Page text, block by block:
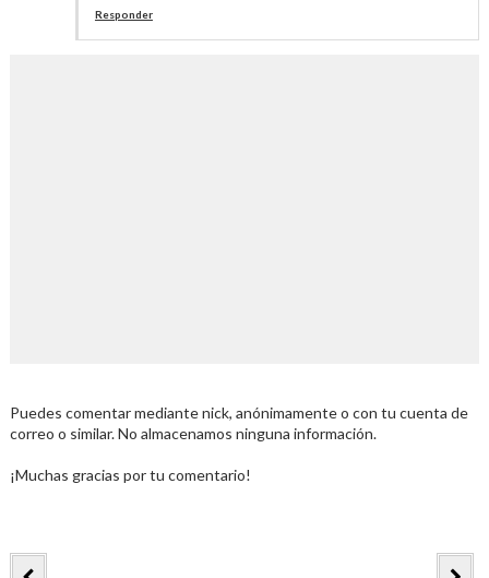
Responder
Puedes comentar mediante nick, anónimamente o con tu cuenta de
correo o similar. No almacenamos ninguna información.
¡Muchas gracias por tu comentario!